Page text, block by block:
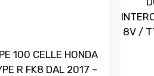
100 CELLE HONDA
R FK8 DAL 2017 –
8V /